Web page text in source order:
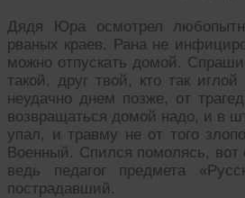
Дядя Юра осмотрел
рваных краев. Рана не
можно отпускать домой.
такой, друг твой, кто так
неудачно днем позже, от
возвращаться домой надо, и в
упал, и травму не от того
Военный. Спился помолясь,
ведь педагог предмета
пострадавший.